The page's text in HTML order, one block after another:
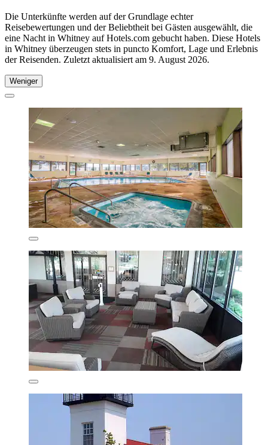
Die Unterkünfte werden auf der Grundlage echter
Reisebewertungen und der Beliebtheit bei Gästen ausgewählt, die
eine Nacht in Whitney auf Hotels.com gebucht haben. Diese Hotels
in Whitney überzeugen stets in puncto Komfort, Lage und Erlebnis
der Reisenden. Zuletzt aktualisiert am 9. August 2026.
Weniger